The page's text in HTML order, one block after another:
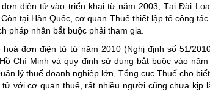
điện tử vào triển khai từ năm 2003; Tại Đài
tại Hàn Quốc, cơ quan Thuế thiết lập tổ công
pháp nhân bắt buộc phải tham gia.
đơn điện tử từ năm 2010 (Nghị định số 51/
Chí Minh và quy định sử dụng bắt buộc vào
lý thuế doanh nghiệp lớn, Tổng cục Thuế cho
với cơ quan thuế, rất nhiều người cũng chưa